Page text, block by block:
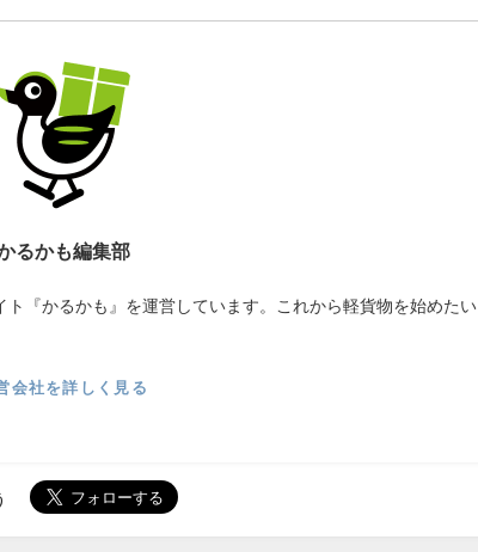
るかも編集部
『かるかも』を運営しています。これから軽貨物を始めたい
会社を詳しく見る